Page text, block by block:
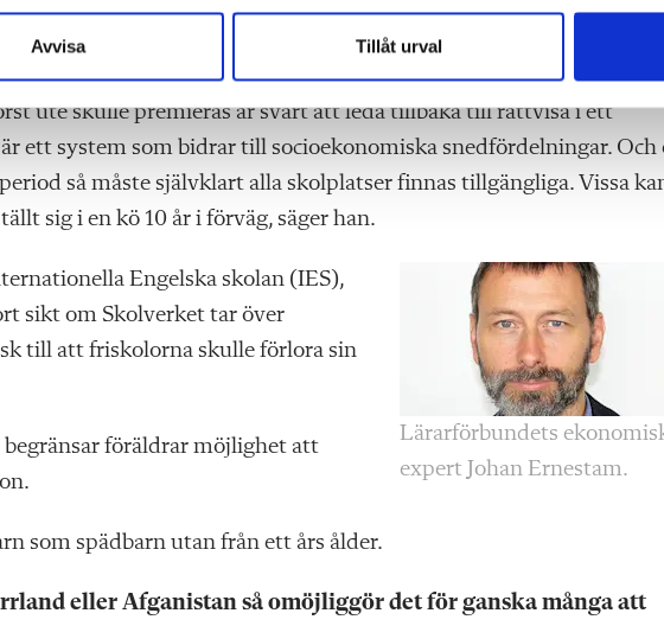
Avvisa Tillåt urval
har haft möjligheter att ha kötid som urval för att ta in en
ett exempel på de skevheter som finns i antagningssystemet.
ute skulle premieras är svårt att leda tillbaka till rättvisa i ett
ett system som bidrar till socioekonomiska snedfördelningar. Och
så måste självklart alla skolplatser finnas tillgängliga. Vissa
sig i en kö 10 år i förväg, säger han.
Lärarförbundets
expert Johan Ernestam.
Engelska skolan (IES),
sikt om Skolverket tar över
till att friskolorna skulle förlora sin
föräldrar möjlighet att
som spädbarn utan från ett års ålder.
eller Afganistan så omöjliggör det för ganska många att